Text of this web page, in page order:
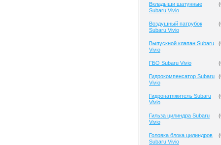
Вкладыши шатунные
Subaru Vivio
(
Воздушный патрубок
Subaru Vivio
(
Выпускной клапан Subaru
Vivio
(
ГБО Subaru Vivio (
Гидрокомпенсатор Subaru
Vivio
(
Гидронатяжитель Subaru
Vivio
(
Гильза цилиндра Subaru
Vivio
(
Головка блока цилиндров
Subaru Vivio
(